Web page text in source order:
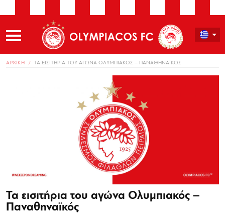
ΑΡΧΙΚΗ ΤΑ ΕΙΣΙΤΗΡΙΑ ΤΟΥ ΑΓΩΝΑ ΟΛΥΜΠΙΑΚΟΣ – ΠΑΝΑΘΗΝΑΪΚΟΣ
Τα εισιτήρια του αγώνα Ολυμπιακός –
Παναθηναϊκός